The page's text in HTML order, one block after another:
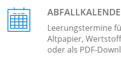
Leerungstermine
Altpapier,
oder als PDF-